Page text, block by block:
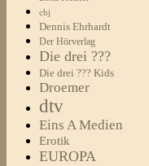
cbj
Dennis Ehrhardt
Der Hörverlag
Die drei ???
Die drei ??? Kids
Droemer
dtv
Eins A Medien
Erotik
EUROPA